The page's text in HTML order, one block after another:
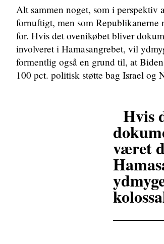
Alt sammen noget, som i
fornuftigt, men som
for. Hvis det ovenikøbet bliver
involveret i Hamasangrebet, vil
formentlig også en grund til, at
100 pct. politisk støtte bag Israel og
Hvis
været